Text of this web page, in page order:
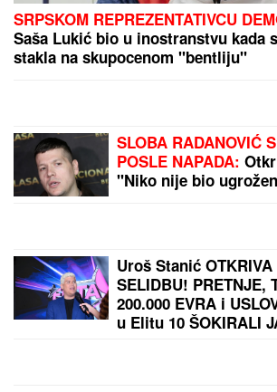
SRPSKOM REPREZENTATIVCU
Saša Lukić bio u inostranstvu kada
stakla na skupocenom "bentliju"
SLOBA RADANOVIĆ
POSLE NAPADA:
"Niko nije bio
Uroš Stanić OTKRIVA
SELIDBU! PRETNJE,
200.000 EVRA i
u Elitu 10 ŠOKIRALI